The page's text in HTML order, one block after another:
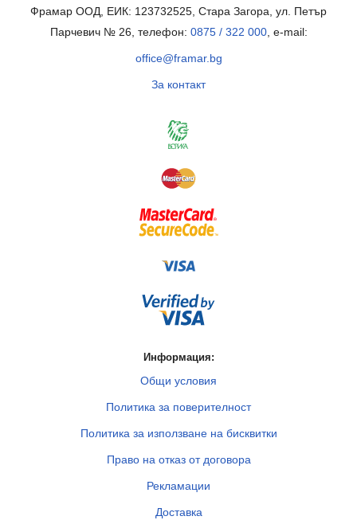
Фрамар ООД, ЕИК: 123732525, Стара Загора, ул. Петър
Парчевич № 26, телефон: 0875 / 322 000, e-mail:
office@framar.bg
За контакт
Информация:
Общи условия
Политика за поверителност
Политика за използване на бисквитки
Право на отказ от договора
Рекламации
Доставка